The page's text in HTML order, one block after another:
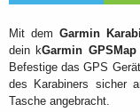
Mit dem Garmin
dein kGarmin
Befestige das GPS
des Karabiners sicher
Tasche angebracht.